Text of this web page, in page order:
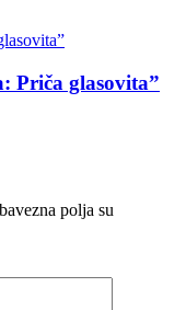
Priča glasovita”
polja su